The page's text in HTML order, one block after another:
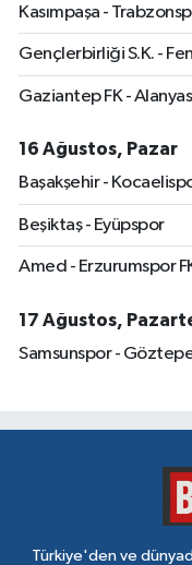
Kasımpaşa -
Gençlerbirliği S.K. -
Gaziantep FK -
16 Ağustos, Pazar
Başakşehir -
Beşiktaş - Eyüpspor
Amed - Erzurumspor
17 Ağustos,
Samsunspor -
Türkiye'den ve